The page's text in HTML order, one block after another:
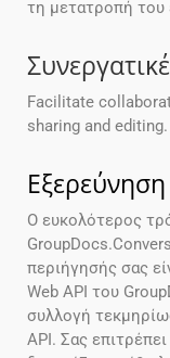
τη μετατροπή του
Facilitate
sharing and editing.
Ο ευκολότερος
περιήγησής σας
Web API του
συλλογή
API. Σας